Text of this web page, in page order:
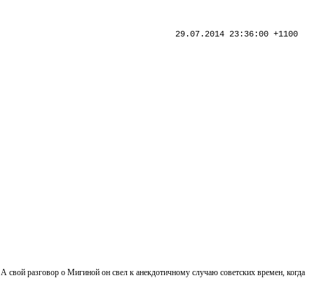
29.07.2014 23:36:00 +1100
разговор о Мигиной он свел к анекдотичному случаю советских времен, когда